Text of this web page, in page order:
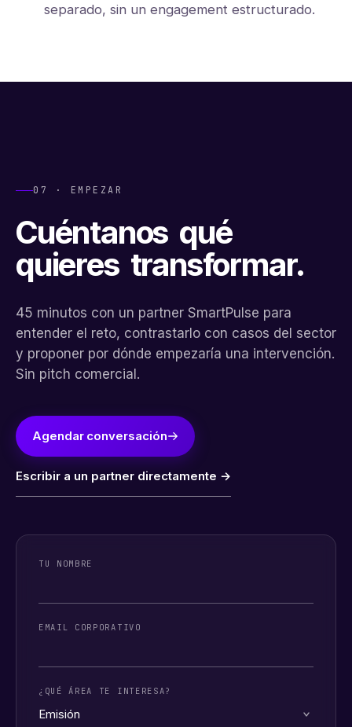
separado, sin un engagement estructurado.
07 · EMPEZAR
Cuéntanos qué
quieres transformar.
45 minutos con un partner SmartPulse para
entender el reto, contrastarlo con casos del sector
y proponer por dónde empezaría una intervención.
Sin pitch comercial.
Agendar conversación
Escribir a un partner directamente →
TU NOMBRE
EMAIL CORPORATIVO
¿QUÉ ÁREA TE INTERESA?